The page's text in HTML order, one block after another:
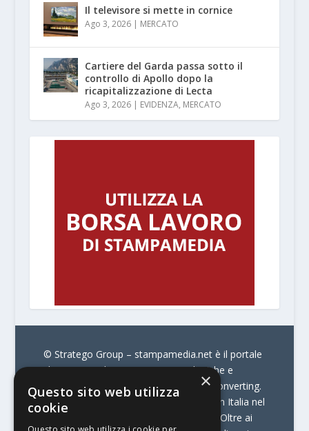
Il televisore si mette in cornice
Ago 3, 2026| MERCATO
Cartiere del Garda passa sotto il
controllo di Apollo dopo la
ricapitalizzazione di Lecta
Ago 3, 2026| EVIDENZA, MERCATO
© Stratego Group – stampamedia.net è il portale
che racconta le innovazioni tecnologiche e
l’attualità delle aziende di stampa e di converting.
È il portale di riferimento per chi opera in Italia nel
settore della comunicazione stampata. Oltre ai
×
Questo sito web utilizza
cookie